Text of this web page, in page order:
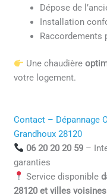
Dépose de
Installation
Raccordements
Une chaudière
votre logement.
Contact – Dépannage
Grandhoux 28120
06 20 20 20 59–
garanties
Service disponible
28120 et villes voisines